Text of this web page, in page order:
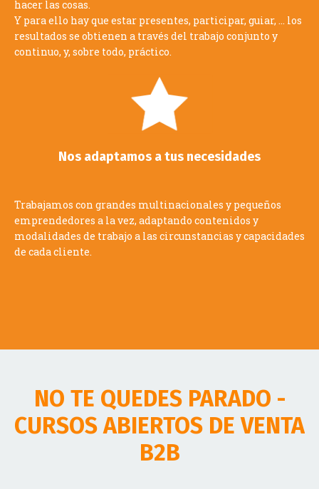
resultados se obtienen a través del trabajo conjunto y
continuo, y, sobre todo, práctico.
Nos adaptamos a tus necesidades
modalidades de trabajo a las circunstancias y capacidades
de cada cliente.
CURSOS ABIERTOS DE VENTA
B2B